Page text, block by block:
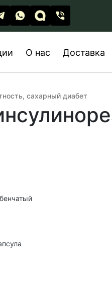
О нас Доставка
сахарный диабет